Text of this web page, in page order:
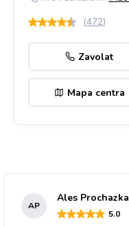
(472)
Zavolat
Mapa centra
AP
Ales Prochazka
5.0